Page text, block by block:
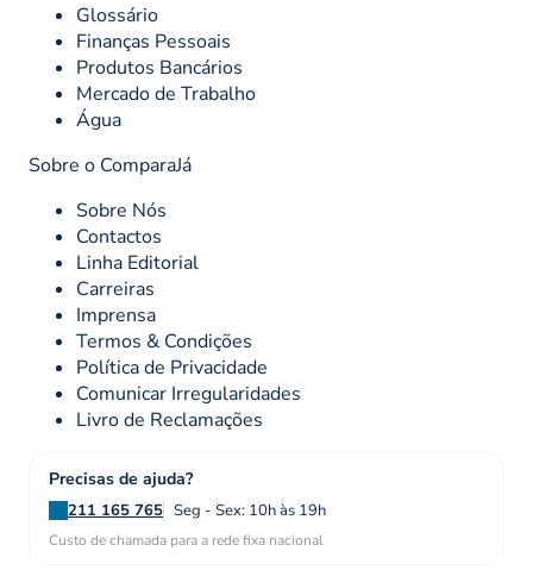
Glossário
Finanças Pessoais
Produtos Bancários
Mercado de Trabalho
Água
Sobre o ComparaJá
Sobre Nós
Contactos
Linha Editorial
Carreiras
Imprensa
Termos & Condições
Política de Privacidade
Comunicar Irregularidades
Livro de Reclamações
Precisas de ajuda?
211 165 765 Seg - Sex: 10h às 19h
Custo de chamada para a rede fixa nacional